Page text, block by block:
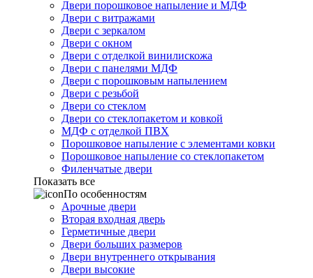
Двери порошковое напыление и МДФ
Двери с витражами
Двери с зеркалом
Двери с окном
Двери с отделкой винилискожа
Двери с панелями МДФ
Двери с порошковым напылением
Двери с резьбой
Двери со стеклом
Двери со стеклопакетом и ковкой
МДФ с отделкой ПВХ
Порошковое напыление с элементами ковки
Порошковое напыление со стеклопакетом
Филенчатые двери
Показать все
По особенностям
Арочные двери
Вторая входная дверь
Герметичные двери
Двери больших размеров
Двери внутреннего открывания
Двери высокие